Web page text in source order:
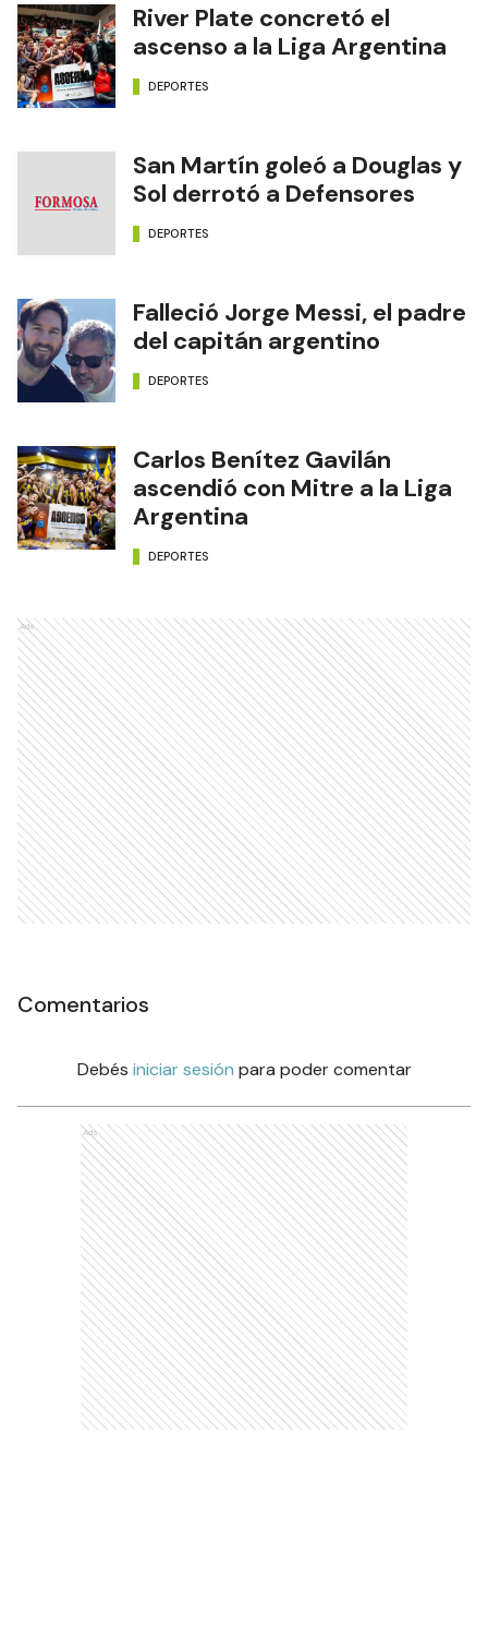
River Plate concretó el
ascenso a la Liga Argentina
DEPORTES
San Martín goleó a Douglas y
Sol derrotó a Defensores
DEPORTES
Falleció Jorge Messi, el padre
del capitán argentino
DEPORTES
Carlos Benítez Gavilán
ascendió con Mitre a la Liga
Argentina
DEPORTES
Ads
Comentarios
Debés iniciar sesión para poder comentar
Ads